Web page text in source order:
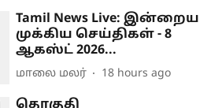
Tamil News Live: இன்றைய
முக்கிய செய்திகள் - 8
ஆகஸ்ட் 2026...
மாலை மலர் 18 hours ago